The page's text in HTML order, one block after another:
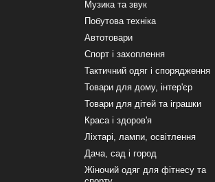
Музика та звук
Побутова техніка
Автотовари
Спорт і захоплення
Тактичний одяг і спорядження
Товари для дому, інтер'єр
Товари для дітей та іграшки
Краса і здоров'я
Ліхтарі, лампи, освітлення
Дача, сад і город
Жіночий одяг для фітнесу та